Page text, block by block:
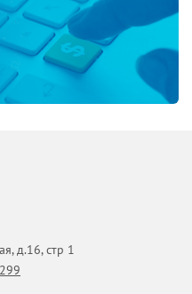
д.16, стр 1